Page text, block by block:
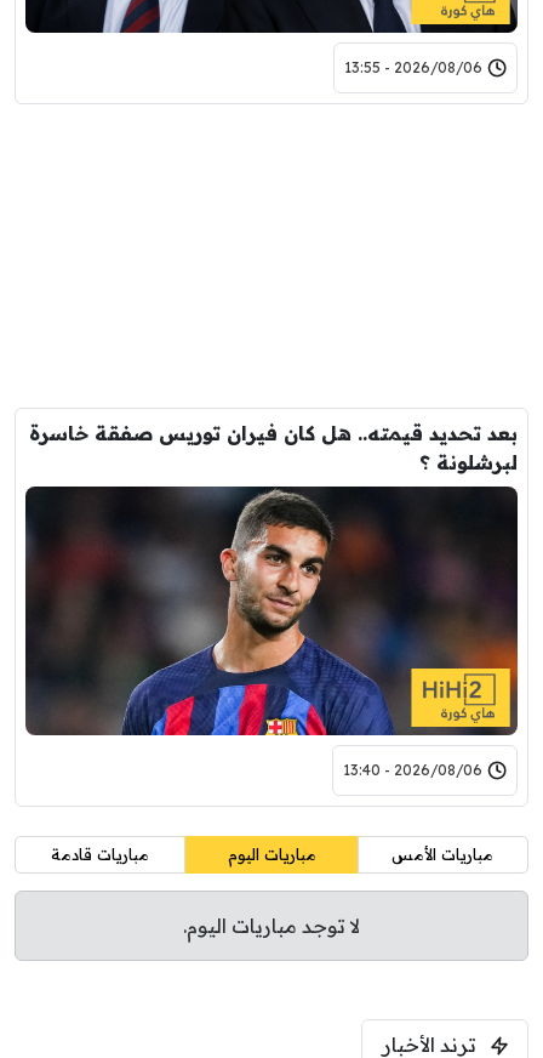
2026/08/06 - 13:55
بعد تحديد قيمته.. هل كان فيران توريس صفقة خاسرة
لبرشلونة ؟
2026/08/06 - 13:40
مباريات الأمس مباريات اليوم مباريات قادمة
لا توجد مباريات اليوم.
ترند الأخبار